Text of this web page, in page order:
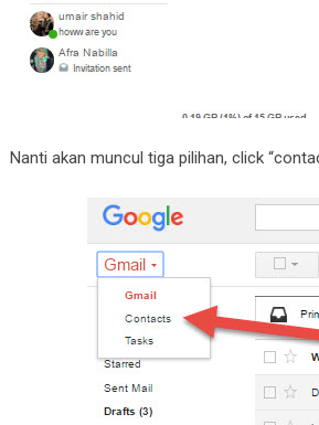
Nanti akan muncul tiga pilihan, click